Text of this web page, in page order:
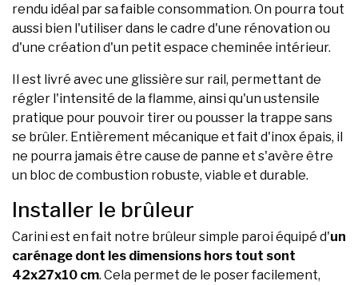
rendu idéal par sa faible consommation. On pourra tout
aussi bien l'utiliser dans le cadre d'une rénovation ou
d'une création d'un petit espace cheminée intérieur.
Il est livré avec une glissière sur rail, permettant de
régler l'intensité de la flamme, ainsi qu'un ustensile
pratique pour pouvoir tirer ou pousser la trappe sans
se brûler. Entièrement mécanique et fait d'inox épais, il
ne pourra jamais être cause de panne et s'avère être
un bloc de combustion robuste, viable et durable.
Installer le brûleur
Carini est en fait notre brûleur simple paroi équipé d'un
carénage dont les dimensions hors tout sont
42x27x10 cm. Cela permet de le poser facilement,